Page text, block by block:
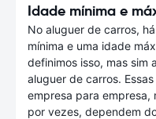
Idade mínima e
No aluguer de carros,
mínima e uma idade
definimos isso, mas sim
aluguer de carros.
empresa para empresa,
por vezes, dependem